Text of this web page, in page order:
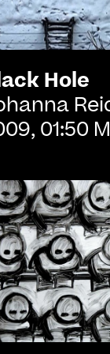
Hole
01:50